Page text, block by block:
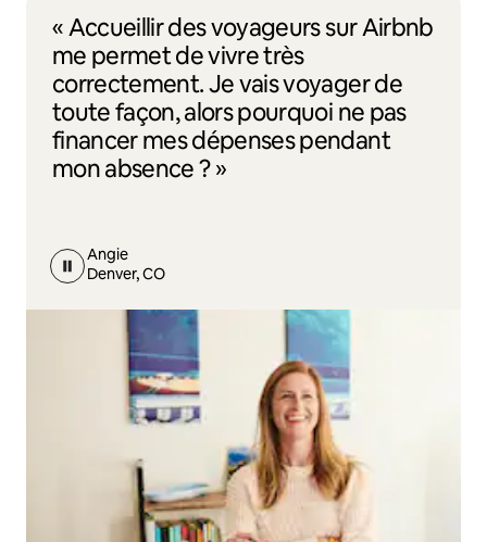
« Accueillir des voyageurs sur Airbnb
me permet de vivre très
correctement. Je vais voyager de
toute façon, alors pourquoi ne pas
financer mes dépenses pendant
mon absence ? »
Angie
Denver, CO